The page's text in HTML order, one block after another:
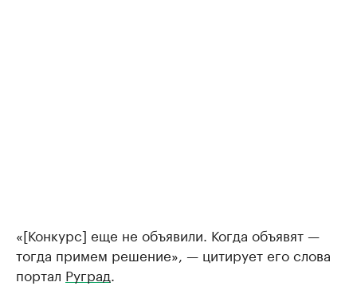
«[Конкурс] еще не объявили. Когда объявят —
тогда примем решение», — цитирует его слова
портал Руград